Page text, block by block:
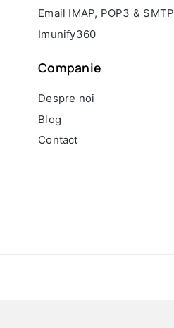
Email IMAP, POP3 & SMTP
Imunify360
Companie
Despre noi
Blog
Contact